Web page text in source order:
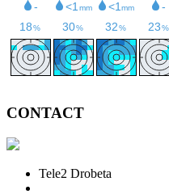
CONTACT
Tele2 Drobeta